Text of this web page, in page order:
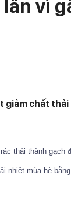
vì
chất
thải thành gạch
nhiệt mùa hè